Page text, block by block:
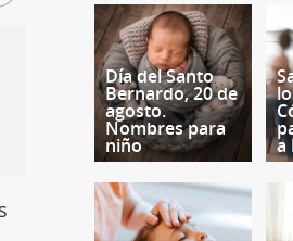
Día del Santo
Bernardo, 20 de
agosto.
Nombres para
niño a